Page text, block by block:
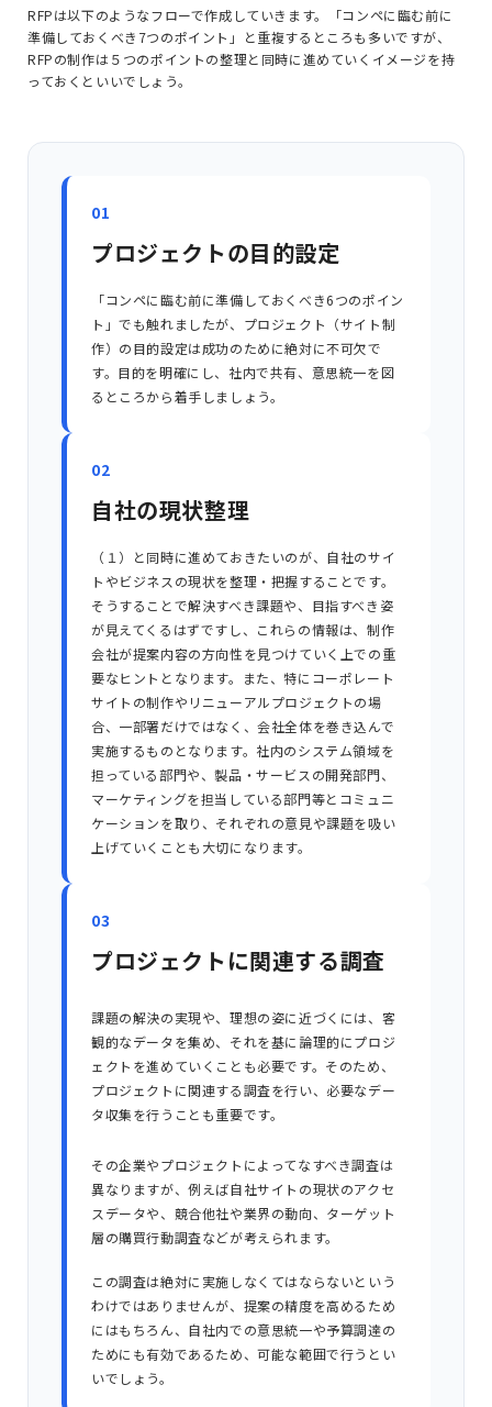
RFPは以下のようなフローで作成していきます。「コンペに臨む前に
準備しておくべき7つのポイント」と重複するところも多いですが、
RFPの制作は５つのポイントの整理と同時に進めていくイメージを持
っておくといいでしょう。
01
プロジェクトの目的設定
「コンペに臨む前に準備しておくべき6つのポイン
ト」でも触れましたが、プロジェクト（サイト制
作）の目的設定は成功のために絶対に不可欠で
す。目的を明確にし、社内で共有、意思統一を図
るところから着手しましょう。
02
自社の現状整理
（１）と同時に進めておきたいのが、自社のサイ
トやビジネスの現状を整理・把握することです。
そうすることで解決すべき課題や、目指すべき姿
が見えてくるはずですし、これらの情報は、制作
会社が提案内容の方向性を見つけていく上での重
要なヒントとなります。また、特にコーポレート
サイトの制作やリニューアルプロジェクトの場
合、一部署だけではなく、会社全体を巻き込んで
実施するものとなります。社内のシステム領域を
担っている部門や、製品・サービスの開発部門、
マーケティングを担当している部門等とコミュニ
ケーションを取り、それぞれの意見や課題を吸い
上げていくことも大切になります。
03
プロジェクトに関連する調査
課題の解決の実現や、理想の姿に近づくには、客
観的なデータを集め、それを基に論理的にプロジ
ェクトを進めていくことも必要です。そのため、
プロジェクトに関連する調査を行い、必要なデー
タ収集を行うことも重要です。
その企業やプロジェクトによってなすべき調査は
異なりますが、例えば自社サイトの現状のアクセ
スデータや、競合他社や業界の動向、ターゲット
層の購買行動調査などが考えられます。
この調査は絶対に実施しなくてはならないという
わけではありませんが、提案の精度を高めるため
にはもちろん、自社内での意思統一や予算調達の
ためにも有効であるため、可能な範囲で行うとい
いでしょう。